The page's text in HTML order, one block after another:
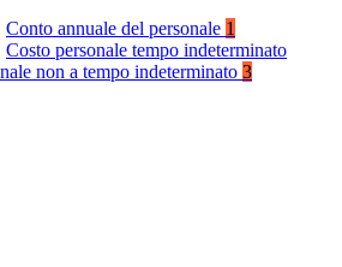
Conto annuale del personale 1
Costo personale tempo indeterminato
non a tempo indeterminato 3